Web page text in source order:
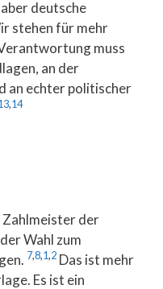
deutsche
stehen für mehr
muss
an der
an echter politischer
,14
der
Wahl zum
7,8,1,2 Das ist mehr
Es ist ein